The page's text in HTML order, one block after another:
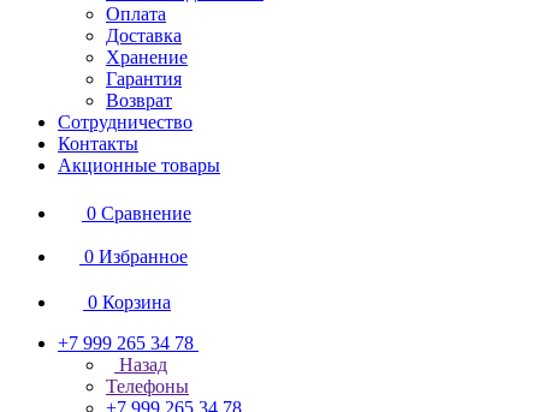
Оплата
Доставка
Хранение
Гарантия
Возврат
Сотрудничество
Контакты
Акционные товары
0 Сравнение
0 Избранное
0 Корзина
+7 999 265 34 78
Назад
Телефоны
+7 999 265 34 78